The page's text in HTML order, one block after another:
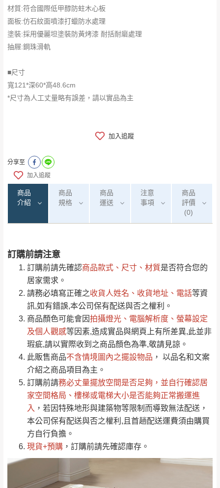
材質:符合國際低甲醇防蛀木心板
面板:仿石紋面噴漆打蠟防水處理
塗裝:採用優麗坦塗裝防黃烤漆 耐括耐磨處理
抽屜:鋼珠滑軌
■尺寸
寬121*深60*高48.6cm
*尺寸為人工丈量略有誤差，請以實品為主
加入追蹤
分享至
加入追蹤
商品
介紹
商品
規格
商品
運送
注意
事項
商品
評價
(0)
訂購前請注意
訂購前請先確認商品款式、尺寸、材質是否符合您的
居家需求。
請務必填寫正確之收貨人姓名、收貨地址、電話等資
訊,如有錯誤,本公司保有配送與否之權利。
商品顏色可能會因拍攝燈光、電腦解析度、螢幕設定
及個人觀感等因素,造成實品與網頁上有所差異,此並非
瑕疵,請以實際收到之商品顏色為準,敬請見諒。
此販售商品不含情境圖內之擺設物品 ， 以品名和文案
介紹之商品項目為主。
訂購前請務必丈量擺放空間是否足夠 ，並自行確認居
家空間格局、 樓梯或電梯大小是否能夠正常搬運進
入 ，若因特殊地形與建築物等限制而導致無法配送，
本公司保有配送與否之權利,且首趟配送運費須由購買
方自行負擔。
現貨+預購 ，訂購前請先確認庫存。
運 費 說 明
運送地區 運送費用
偏遠地區
（請先線上詢問 LINE
→@dershin ）
桃園
免 運
費
復興鄉
新竹
峨眉鄉、五峰鄉、
橫山、北埔鄉、尖
石鄉、寶山鄉山
區、新埔山區、芎
注意事項：
由於品項繁多，網頁無法及時更新，如有需
要購買商品，請於出發前來電或到「官方
Line客服」來信確認商品是否有「現貨」與
「金額」。
若商品價格或庫存有異常，商家有權取消訂
單。部分網路商品恕無法更改原設計或客製，敬請
見諒！
接單後二日內(不含例假日)，我們客服會與您
電話聯絡或E-Mail通知確認訂單。
（線上客
服 LINE → @dershin）
下單前先詢問是否現貨 ，若未詢問下單後無
現貨我們客服會再來電或E-Mail與您聯絡
（洽詢方式請搜尋 Line ID →
地區恕無法提供運送 (詳見運送規章)。
0/5 (0)筆
全部 依評論高至低排列
依評論低至高排列 只顯示附上圖片
只顯示附上評論